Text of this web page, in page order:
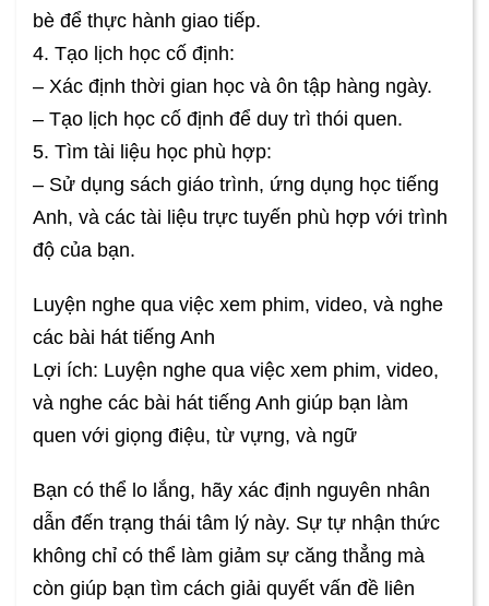
bè để thực hành giao tiếp.
4. Tạo lịch học cố định:
– Xác định thời gian học và ôn tập hàng ngày.
– Tạo lịch học cố định để duy trì thói quen.
5. Tìm tài liệu học phù hợp:
– Sử dụng sách giáo trình, ứng dụng học tiếng
Anh, và các tài liệu trực tuyến phù hợp với trình
độ của bạn.
Luyện nghe qua việc xem phim, video, và nghe
các bài hát tiếng Anh
Lợi ích: Luyện nghe qua việc xem phim, video,
và nghe các bài hát tiếng Anh giúp bạn làm
quen với giọng điệu, từ vựng, và ngữ
Bạn có thể lo lắng, hãy xác định nguyên nhân
dẫn đến trạng thái tâm lý này. Sự tự nhận thức
không chỉ có thể làm giảm sự căng thẳng mà
còn giúp bạn tìm cách giải quyết vấn đề liên